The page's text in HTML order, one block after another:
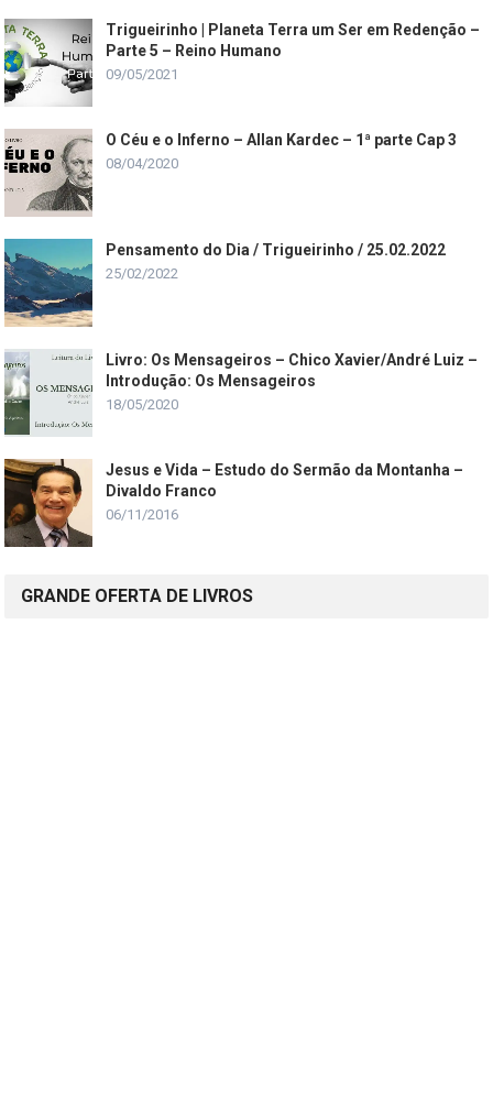
Trigueirinho | Planeta Terra um Ser em Redenção –
Parte 5 – Reino Humano
09/05/2021
O Céu e o Inferno – Allan Kardec – 1ª parte Cap 3
08/04/2020
Pensamento do Dia / Trigueirinho / 25.02.2022
25/02/2022
Livro: Os Mensageiros – Chico Xavier/André Luiz –
Introdução: Os Mensageiros
18/05/2020
Jesus e Vida – Estudo do Sermão da Montanha –
Divaldo Franco
06/11/2016
GRANDE OFERTA DE LIVROS